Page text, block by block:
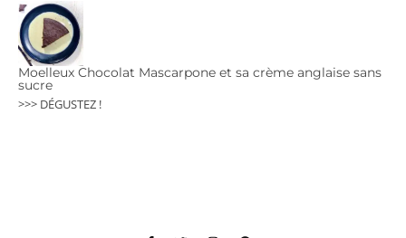
Moelleux Chocolat Mascarpone et sa crème anglaise sans
sucre
>>> DÉGUSTEZ !